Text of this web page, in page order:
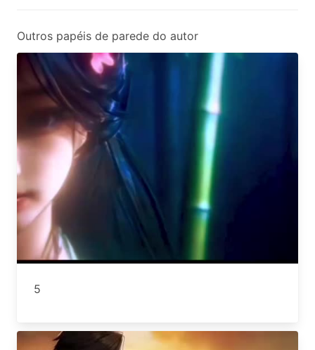
Outros papéis de parede do autor
5